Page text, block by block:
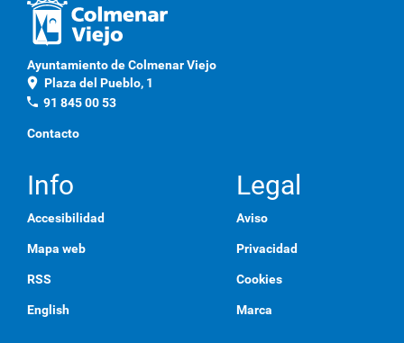
Ayuntamiento de Colmenar Viejo
location_on Plaza del Pueblo, 1
phone 91 845 00 53
Contacto
Info
Accesibilidad
Mapa web
RSS
English
Legal
Aviso
Privacidad
Cookies
Marca